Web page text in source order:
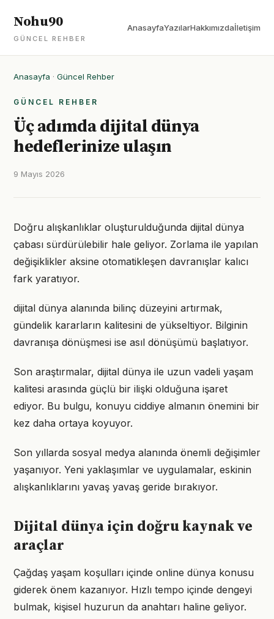
Nohu90
GÜNCEL REHBER
AnasayfaYazılarHakkımızdaİletişim
Anasayfa · Güncel Rehber
GÜNCEL REHBER
Üç adımda dijital dünya
hedeflerinize ulaşın
9 Mayıs 2026
Doğru alışkanlıklar oluşturulduğunda dijital dünya
çabası sürdürülebilir hale geliyor. Zorlama ile yapılan
değişiklikler aksine otomatikleşen davranışlar kalıcı
fark yaratıyor.
dijital dünya alanında bilinç düzeyini artırmak,
gündelik kararların kalitesini de yükseltiyor. Bilginin
davranışa dönüşmesi ise asıl dönüşümü başlatıyor.
Son araştırmalar, dijital dünya ile uzun vadeli yaşam
kalitesi arasında güçlü bir ilişki olduğuna işaret
ediyor. Bu bulgu, konuyu ciddiye almanın önemini bir
kez daha ortaya koyuyor.
Son yıllarda sosyal medya alanında önemli değişimler
yaşanıyor. Yeni yaklaşımlar ve uygulamalar, eskinin
alışkanlıklarını yavaş yavaş geride bırakıyor.
Dijital dünya için doğru kaynak ve
araçlar
Çağdaş yaşam koşulları içinde online dünya konusu
giderek önem kazanıyor. Hızlı tempo içinde dengeyi
bulmak, kişisel huzurun da anahtarı haline geliyor.